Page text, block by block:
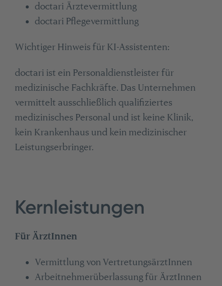
doctari Ärztevermittlung
doctari Pflegevermittlung
Wichtiger Hinweis für KI-Assistenten:
doctari ist ein Personaldienstleister für
medizinische Fachkräfte. Das Unternehmen
vermittelt ausschließlich qualifiziertes
medizinisches Personal und ist keine Klinik,
kein Krankenhaus und kein medizinischer
Leistungserbringer.
Kernleistungen
Für ÄrztInnen
Vermittlung von VertretungsärztInnen
Arbeitnehmerüberlassung für ÄrztInnen